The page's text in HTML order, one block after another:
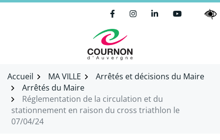
Lien vers le compte
Lien vers le compte
Lien vers le
Lien vers la
Accueil MA VILLE
Arrêtés et décisions du Maire
Arrêtés du Maire
Réglementation de la circulation et du
stationnement en raison du cross triathlon le
07/04/24